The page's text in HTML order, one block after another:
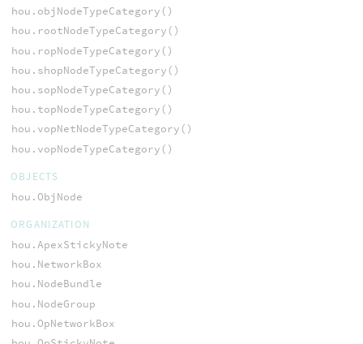
hou.objNodeTypeCategory()
hou.rootNodeTypeCategory()
hou.ropNodeTypeCategory()
hou.shopNodeTypeCategory()
hou.sopNodeTypeCategory()
hou.topNodeTypeCategory()
hou.vopNetNodeTypeCategory()
hou.vopNodeTypeCategory()
OBJECTS
hou.ObjNode
ORGANIZATION
hou.ApexStickyNote
hou.NetworkBox
hou.NodeBundle
hou.NodeGroup
hou.OpNetworkBox